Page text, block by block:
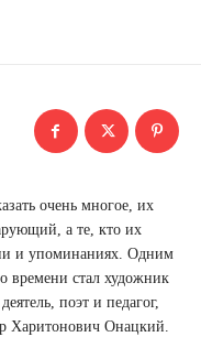
очень многое, их
а те, кто их
и упоминаниях. Одним
времени стал художник
поэт и педагог,
Харитонович Онацкий.